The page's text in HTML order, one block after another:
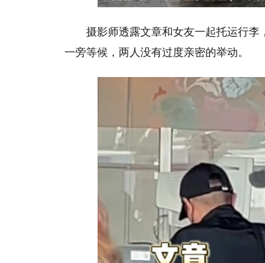
摄影师透露文章和女友一起托运行
一旁等候，两人没有过度亲密的举动。